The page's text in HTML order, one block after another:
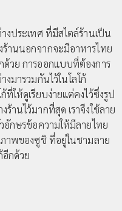
งประเทศ ที่มีสไตล์ร้านเป็น
านนอกจากจะมีอาหารไทย
วย การออกแบบที่ต้องการ
มารวมกันไว้ในโลโก้
ให้ดูเรียบง่ายแต่คงไว้ซึ่งรูป
านไว้มากที่สุด เราจึงใช้ลาย
อักษรข้อความให้มีลายไทย
าพของซูชิ ที่อยู่ในชามลาย
อีกด้วย